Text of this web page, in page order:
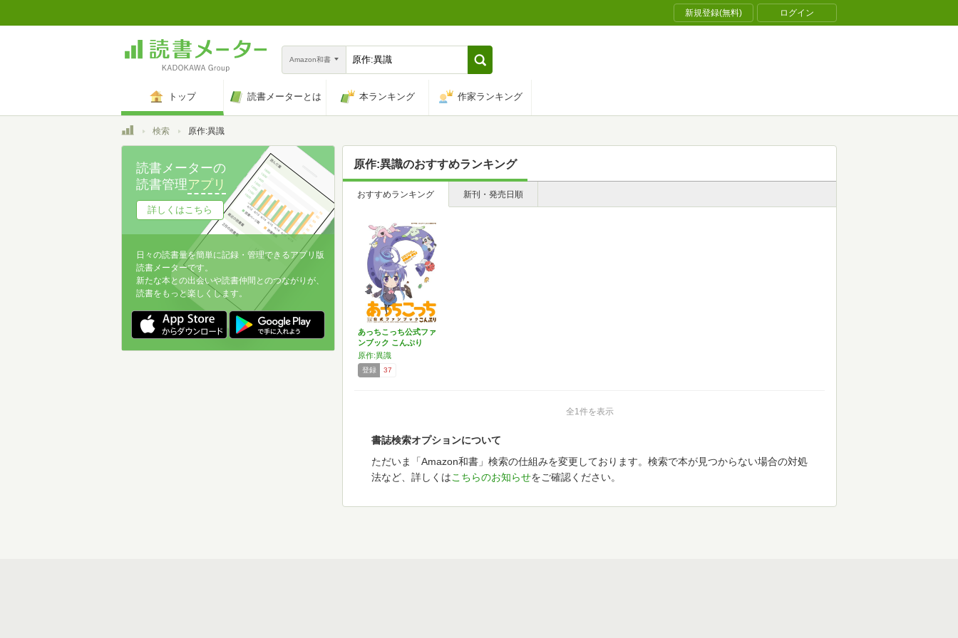
新規登録(無料) ログイン
Amazon和書
トップ 読書メーターとは 本ランキング 作家ランキング
トップ検索 原作:異識
原作:異識のおすすめランキング
おすすめランキング 新刊・発売日順
あっちこっち公式ファ
ンブック こんぷり
(ま…
原作:異識
登録 37
全1件を表示
書誌検索オプションについて
ただいま「Amazon和書」検索の仕組みを変更しております。検索で本が見つからない場合の対処
法など、詳しくはこちらのお知らせをご確認ください。
読書メーターの
読書管理アプリ
詳しくはこちら
日々の読書量を簡単に記録・管理できるアプリ版
読書メーターです。
新たな本との出会いや読書仲間とのつながりが、
読書をもっと楽しくします。